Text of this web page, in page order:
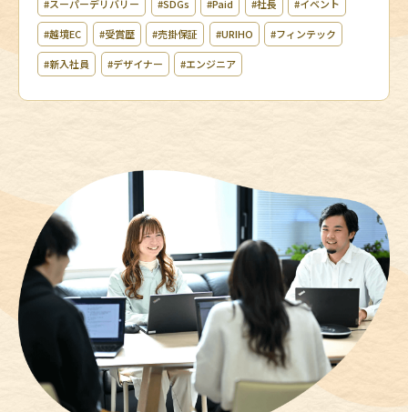
#スーパーデリバリー #SDGs #Paid #社長 #イベント
#越境EC #受賞歴 #売掛保証 #URIHO #フィンテック
#新入社員 #デザイナー #エンジニア